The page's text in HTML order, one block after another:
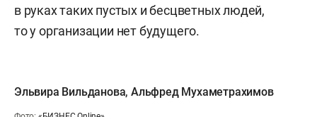
в руках таких пустых и бесцветных людей,
то у организации нет будущего.
Эльвира Вильданова,Альфред Мухаметрахимов